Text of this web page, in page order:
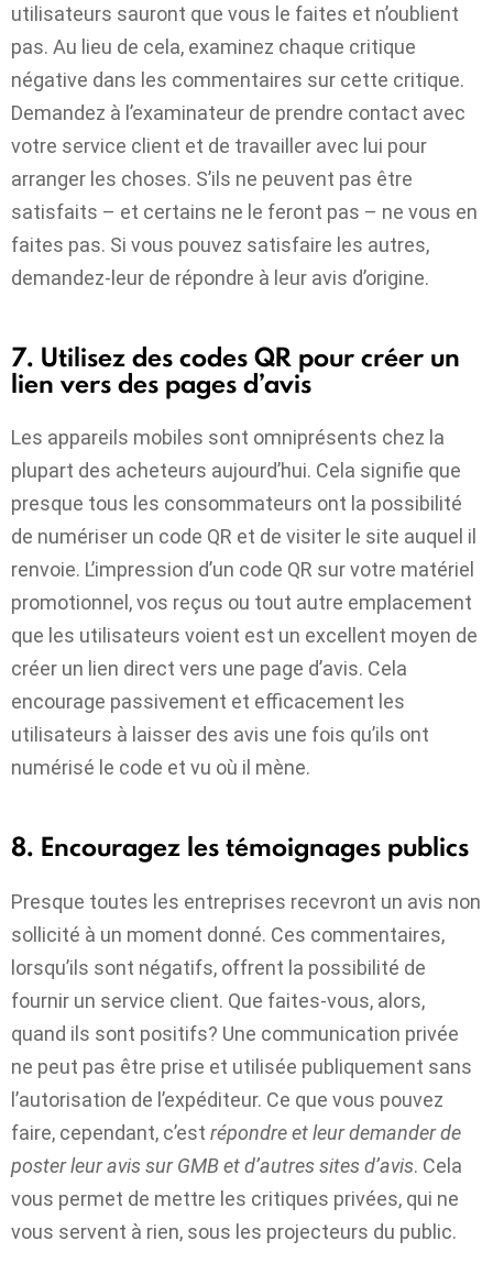
utilisateurs sauront que vous le faites et n’oublient
pas. Au lieu de cela, examinez chaque critique
négative dans les commentaires sur cette critique.
Demandez à l’examinateur de prendre contact avec
votre service client et de travailler avec lui pour
arranger les choses. S’ils ne peuvent pas être
satisfaits – et certains ne le feront pas – ne vous en
faites pas. Si vous pouvez satisfaire les autres,
demandez-leur de répondre à leur avis d’origine.
7. Utilisez des codes QR pour créer un
lien vers des pages d’avis
Les appareils mobiles sont omniprésents chez la
plupart des acheteurs aujourd’hui. Cela signifie que
presque tous les consommateurs ont la possibilité
de numériser un code QR et de visiter le site auquel il
renvoie. L’impression d’un code QR sur votre matériel
promotionnel, vos reçus ou tout autre emplacement
que les utilisateurs voient est un excellent moyen de
créer un lien direct vers une page d’avis. Cela
encourage passivement et efficacement les
utilisateurs à laisser des avis une fois qu’ils ont
numérisé le code et vu où il mène.
8. Encouragez les témoignages publics
Presque toutes les entreprises recevront un avis non
sollicité à un moment donné. Ces commentaires,
lorsqu’ils sont négatifs, offrent la possibilité de
fournir un service client. Que faites-vous, alors,
quand ils sont positifs? Une communication privée
ne peut pas être prise et utilisée publiquement sans
l’autorisation de l’expéditeur. Ce que vous pouvez
faire, cependant, c’est répondre et leur demander de
poster leur avis sur GMB et d’autres sites d’avis. Cela
vous permet de mettre les critiques privées, qui ne
vous servent à rien, sous les projecteurs du public.